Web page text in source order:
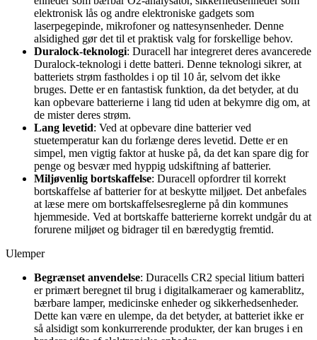
elektronisk lås og andre elektroniske gadgets som
laserpegepinde, mikrofoner og nattesynsenheder. Denne
alsidighed gør det til et praktisk valg for forskellige behov.
Duralock-teknologi: Duracell har integreret deres avancerede
Duralock-teknologi i dette batteri. Denne teknologi sikrer, at
batteriets strøm fastholdes i op til 10 år, selvom det ikke
bruges. Dette er en fantastisk funktion, da det betyder, at du
kan opbevare batterierne i lang tid uden at bekymre dig om, at
de mister deres strøm.
Lang levetid: Ved at opbevare dine batterier ved
stuetemperatur kan du forlænge deres levetid. Dette er en
simpel, men vigtig faktor at huske på, da det kan spare dig for
penge og besvær med hyppig udskiftning af batterier.
Miljøvenlig bortskaffelse: Duracell opfordrer til korrekt
bortskaffelse af batterier for at beskytte miljøet. Det anbefales
at læse mere om bortskaffelsesreglerne på din kommunes
hjemmeside. Ved at bortskaffe batterierne korrekt undgår du at
forurene miljøet og bidrager til en bæredygtig fremtid.
Ulemper
Begrænset anvendelse: Duracells CR2 special litium batteri
er primært beregnet til brug i digitalkameraer og kamerablitz,
bærbare lamper, medicinske enheder og sikkerhedsenheder.
Dette kan være en ulempe, da det betyder, at batteriet ikke er
så alsidigt som konkurrerende produkter, der kan bruges i en